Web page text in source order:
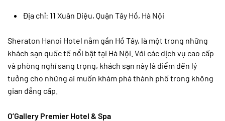
Địa chỉ: 11 Xuân Diệu, Quận Tây Hồ, Hà Nội
Sheraton Hanoi Hotel nằm gần Hồ Tây, là một trong những
khách sạn quốc tế nổi bật tại Hà Nội. Với các dịch vụ cao cấp
và phòng nghỉ sang trọng, khách sạn này là điểm đến lý
tưởng cho những ai muốn khám phá thành phố trong không
gian đẳng cấp.
O’Gallery Premier Hotel & Spa